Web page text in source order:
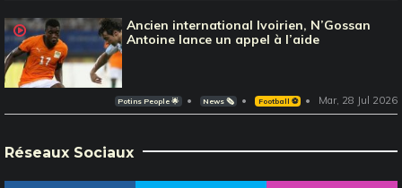
Ancien international Ivoirien, N’Gossan
Antoine lance un appel à l’aide
Potins People 🌟 News 🗞️ Football ⚽️ Mar, 28 Jul 2026
Réseaux Sociaux